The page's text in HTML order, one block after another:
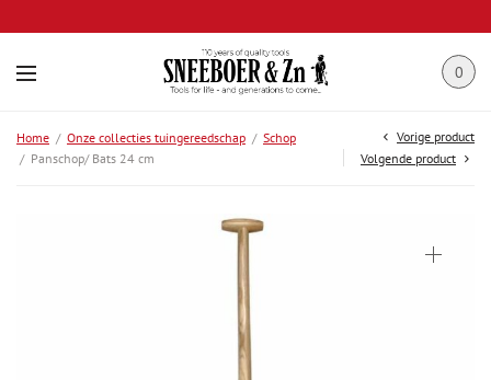
0
Home / Onze collecties tuingereedschap / Schop
/ Panschop/ Bats 24 cm
Vorige product
Volgende product